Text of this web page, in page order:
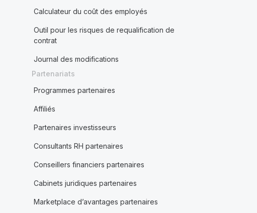
Calculateur du coût des employés
Outil pour les risques de requalification de
contrat
Journal des modifications
Partenariats
Programmes partenaires
Affiliés
Partenaires investisseurs
Consultants RH partenaires
Conseillers financiers partenaires
Cabinets juridiques partenaires
Marketplace d’avantages partenaires